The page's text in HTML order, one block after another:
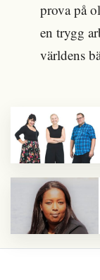
prova på
en trygg
världens